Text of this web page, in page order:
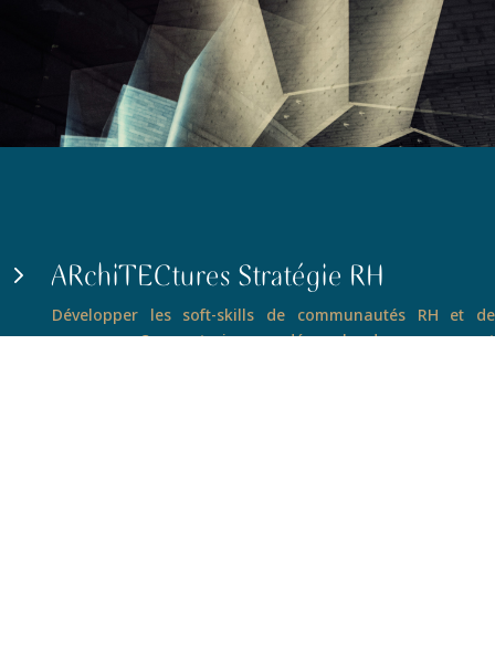
5 ARchiTECtures Stratégie RH
Développer les soft-skills de communautés RH et de
managers. Co-construire une démarche de management